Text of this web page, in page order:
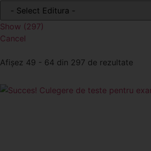
Show (297)
Cancel
Afișez 49 - 64 din 297 de rezultate